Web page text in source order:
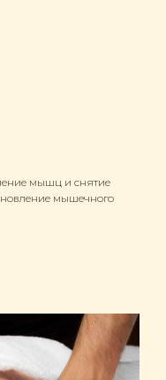
мышц и снятие
мышечного